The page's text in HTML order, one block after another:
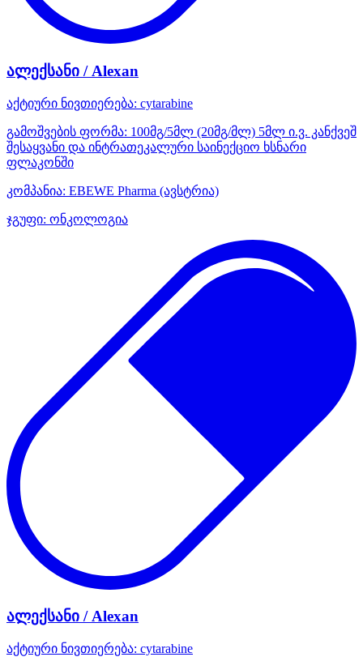
ალექსანი / Alexan
აქტიური ნივთიერება: cytarabine
გამოშვების ფორმა: 100მგ/5მლ (20მგ/მლ) 5მლ ი.ვ. კანქვეშ
შესაყვანი და ინტრათეკალური საინექციო ხსნარი
ფლაკონში
კომპანია: EBEWE Pharma (ავსტრია)
ჯგუფი: ონკოლოგია
ალექსანი / Alexan
აქტიური ნივთიერება: cytarabine